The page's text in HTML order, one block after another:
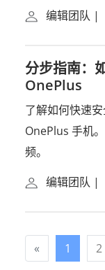
编辑团队 |
分步指南：
OnePlus
了解如何快速
OnePlus 手机
频。
编辑团队 |
« 1 2